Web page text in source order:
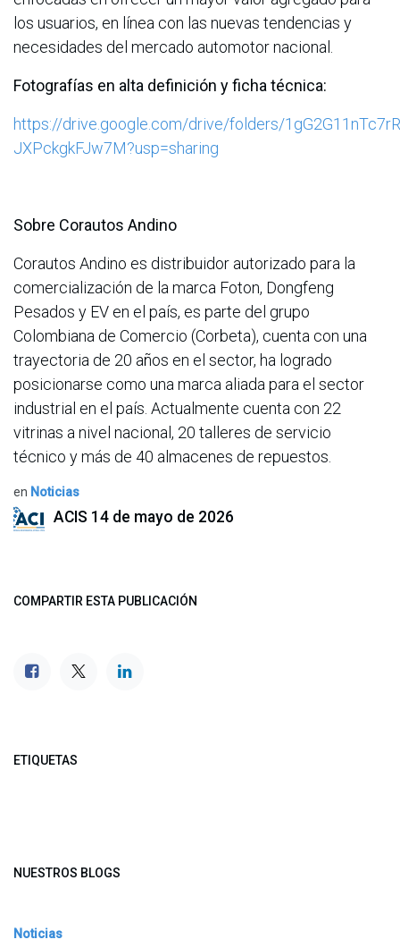
los usuarios, en línea con las nuevas tendencias y
necesidades del mercado automotor nacional.
Fotografías en alta definición y ficha técnica:
https://drive.google.com/drive/folders/
JXPckgkFJw7M?usp=sharing
Sobre Corautos Andino
Corautos Andino es distribuidor autorizado para la
comercialización de la marca Foton, Dongfeng
Pesados y EV en el país, es parte del grupo
Colombiana de Comercio (Corbeta), cuenta con una
trayectoria de 20 años en el sector, ha logrado
posicionarse como una marca aliada para el sector
industrial en el país. Actualmente cuenta con 22
vitrinas a nivel nacional, 20 talleres de servicio
técnico y más de 40 almacenes de repuestos.
en Noticias
ACIS 14 de mayo de 2026
COMPARTIR ESTA PUBLICACIÓN
ETIQUETAS
NUESTROS BLOGS
Noticias